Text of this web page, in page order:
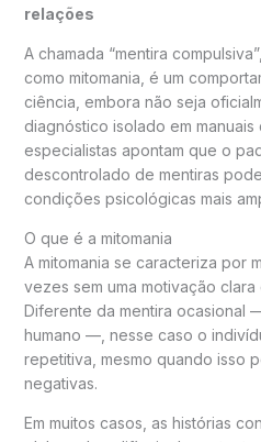
relações
A chamada “mentira
como mitomania, é um
ciência, embora não seja
diagnóstico isolado em manuais
especialistas apontam que o
descontrolado de mentiras
condições psicológicas mais
O que é a mitomania
A mitomania se caracteriza por
vezes sem uma motivação
Diferente da mentira ocasional
humano —, nesse caso o
repetitiva, mesmo quando isso
negativas.
Em muitos casos, as histórias